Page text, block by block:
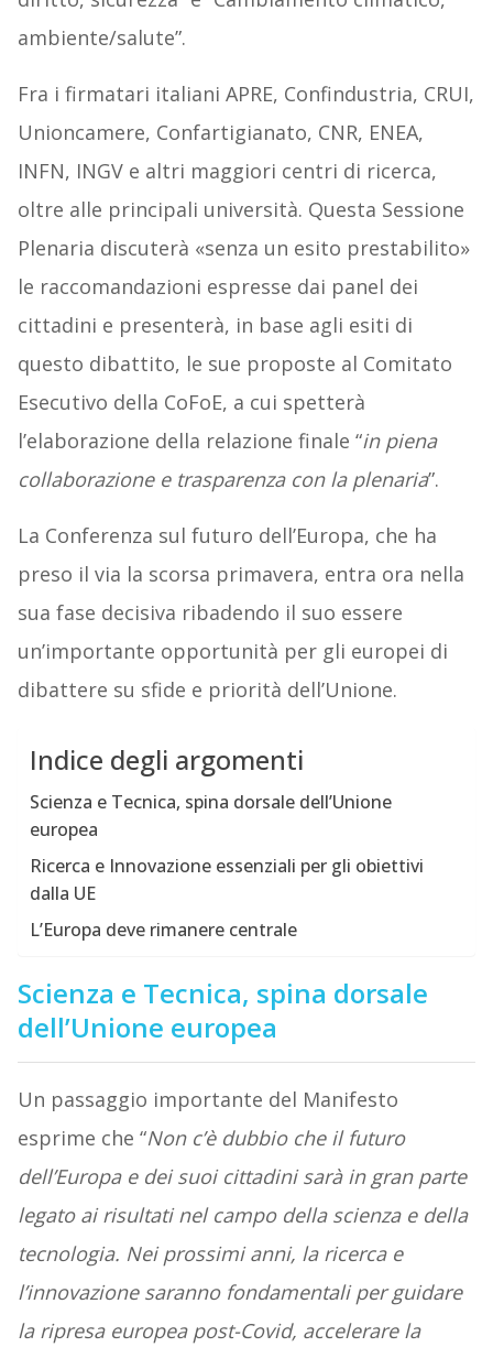
ambiente/salute”.
Fra i firmatari italiani APRE, Confindustria, CRUI,
Unioncamere, Confartigianato, CNR, ENEA,
INFN, INGV e altri maggiori centri di ricerca,
oltre alle principali università. Questa Sessione
Plenaria discuterà «senza un esito prestabilito»
le raccomandazioni espresse dai panel dei
cittadini e presenterà, in base agli esiti di
questo dibattito, le sue proposte al Comitato
Esecutivo della CoFoE, a cui spetterà
l’elaborazione della relazione finale “in piena
collaborazione e trasparenza con la plenaria”.
La Conferenza sul futuro dell’Europa, che ha
preso il via la scorsa primavera, entra ora nella
sua fase decisiva ribadendo il suo essere
un’importante opportunità per gli europei di
dibattere su sfide e priorità dell’Unione.
Indice degli argomenti
Scienza e Tecnica, spina dorsale dell’Unione
europea
Ricerca e Innovazione essenziali per gli obiettivi
dalla UE
L’Europa deve rimanere centrale
Scienza e Tecnica, spina dorsale
dell’Unione europea
Un passaggio importante del Manifesto
esprime che “Non c’è dubbio che il futuro
dell’Europa e dei suoi cittadini sarà in gran parte
legato ai risultati nel campo della scienza e della
tecnologia. Nei prossimi anni, la ricerca e
l’innovazione saranno fondamentali per guidare
la ripresa europea post-Covid, accelerare la